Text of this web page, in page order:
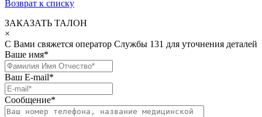
Возврат к списку
ЗАКАЗАТЬ ТАЛОН
×
С Вами свяжется оператор Службы 131 для уточнения деталей
Ваше имя*
Ваш E-mail*
Сообщение*